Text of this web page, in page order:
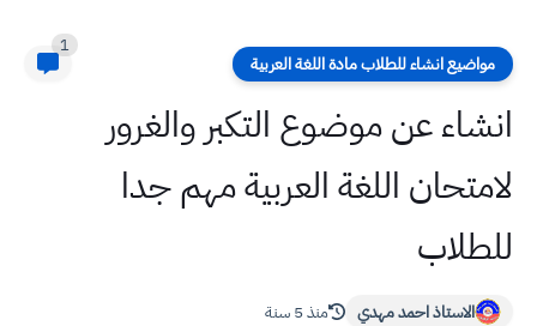
مواضيع انشاء للطلاب مادة اللغة العربية
1
انشاء عن موضوع التكبر والغرور
لامتحان اللغة العربية مهم جدا
للطلاب
الاستاذ احمد مهدي منذ 5 سنة